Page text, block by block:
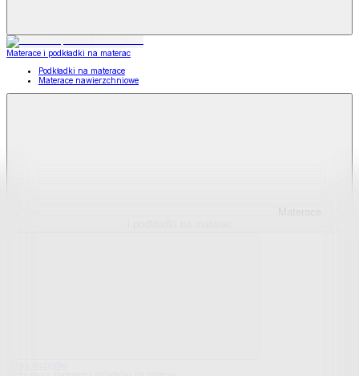
Materace i podkładki na materac
Podkładki na materace
Materace nawierzchniowe